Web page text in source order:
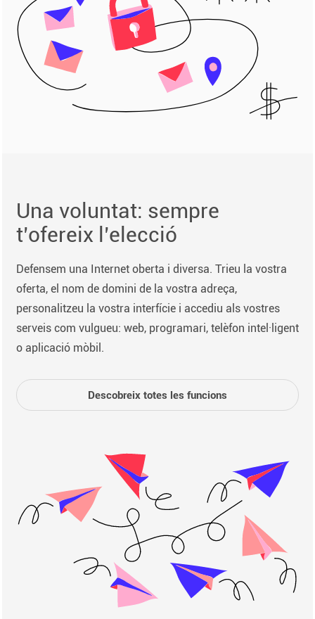
Una voluntat: sempre
t’ofereix l’elecció
Defensem una Internet oberta i diversa. Trieu la vostra
oferta, el nom de domini de la vostra adreça,
personalitzeu la vostra interfície i accediu als vostres
serveis com vulgueu: web, programari, telèfon intel·ligent
o aplicació mòbil.
Descobreix totes les funcions